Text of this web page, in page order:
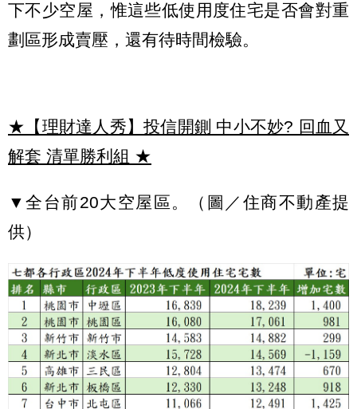
下不少空屋，惟這些低使用度住宅是否會對重
劃區形成賣壓，還有待時間檢驗。
★【理財達人秀】投信開鍘 中小不妙? 回血又
解套 清單勝利組 ★
▼全台前20大空屋區。（圖／住商不動產提
供）